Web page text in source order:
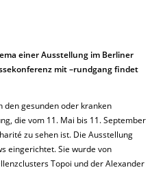
einer Ausstellung im Berliner
mit –rundgang findet
den gesunden oder kranken
die vom 11. Mai bis 11. September
zu sehen ist. Die Ausstellung
eingerichtet. Sie wurde von
Topoi und der Alexander